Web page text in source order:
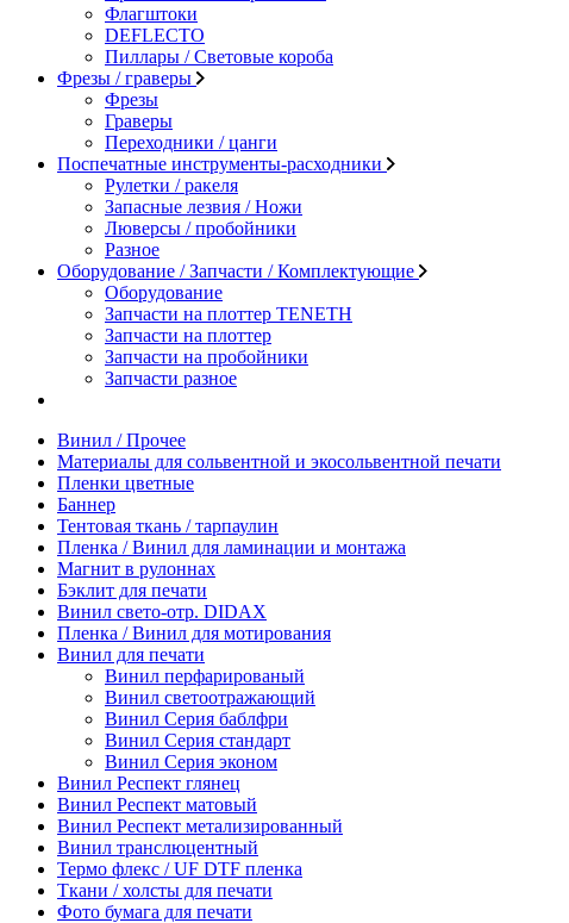
Флагштоки
DEFLECTO
Пиллары / Световые короба
Фрезы / граверы
Фрезы
Граверы
Переходники / цанги
Поспечатные инструменты-расходники
Рулетки / ракеля
Запасные лезвия / Ножи
Люверсы / пробойники
Разное
Оборудование / Запчасти / Комплектующие
Оборудование
Запчасти на плоттер TENETH
Запчасти на плоттер
Запчасти на пробойники
Запчасти разное
Винил / Прочее
Материалы для сольвентной и экосольвентной печати
Пленки цветные
Баннер
Тентовая ткань / тарпаулин
Пленка / Винил для ламинации и монтажа
Магнит в рулоннах
Бэклит для печати
Винил свето-отр. DIDAX
Пленка / Винил для мотирования
Винил для печати
Винил перфарированый
Винил светоотражающий
Винил Серия баблфри
Винил Серия стандарт
Винил Серия эконом
Винил Респект глянец
Винил Респект матовый
Винил Респект метализированный
Винил транслюцентный
Термо флекс / UF DTF пленка
Ткани / холсты для печати
Фото бумага для печати